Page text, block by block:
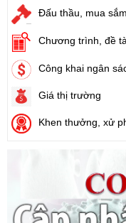
Ngày ban hành: (21/08/2024)
Số:31/2024/QH15
Tên:
Ngày ban hành: (21/08/
Số:
Tên:
(Nghị định Quy
Đấu thầu, mua
Chương trình, đề
Công khai ngân
Giá thị trường
Khen thưởng, xử